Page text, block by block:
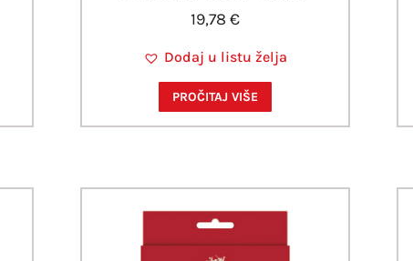
19,78 €
Dodaj u listu želja
PROČITAJ VIŠE